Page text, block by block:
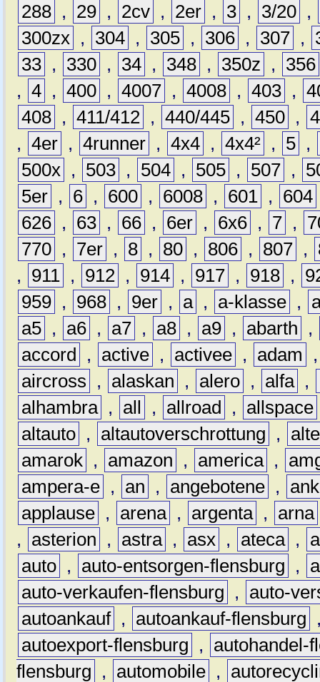
288 , 29 , 2cv , 2er , 3 , 3/20 ,
300zx , 304 , 305 , 306 , 307 ,
33 , 330 , 34 , 348 , 350z ,
356
, 4 , 400 , 4007 , 4008 , 403 ,
408 , 411/412 , 440/445 , 450 ,
, 4er , 4runner , 4x4 , 4x4² , 5 ,
500x , 503 , 504 , 505 , 507 ,
5er , 6 , 600 , 6008 , 601 , 604
626 , 63 , 66 , 6er , 6x6 , 7 ,
770 , 7er , 8 , 80 , 806 , 807 ,
,
911 , 912 , 914 , 917 , 918 ,
959 , 968 , 9er , a , a-klasse ,
a5 , a6 , a7 , a8 , a9 , abarth
,
accord
, active , activee , adam
aircross
, alaskan , alero , alfa ,
alhambra , all , allroad , allspace
altauto , altautoverschrottung ,
amarok , amazon , america ,
ampera-e , an , angebotene ,
applause , arena , argenta , arna
,
asterion , astra , asx , ateca ,
auto , auto-entsorgen-flensburg ,
auto-verkaufen-flensburg
,
auto-
autoankauf , autoankauf-flensburg
autoexport-flensburg
,
autohandel-
flensburg
, automobile ,